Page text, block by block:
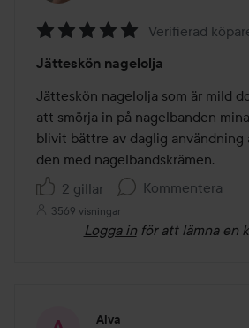
5
av
5
Verifierad
Jätteskön nagelolja
Jätteskön nagelolja som är mild
att smörja in på nagelbanden
blivit bättre av daglig användning
den med nagelbandskrämen.
2 gillar
Kommentera
3569 visningar
Logga in för att lämna en
Alva